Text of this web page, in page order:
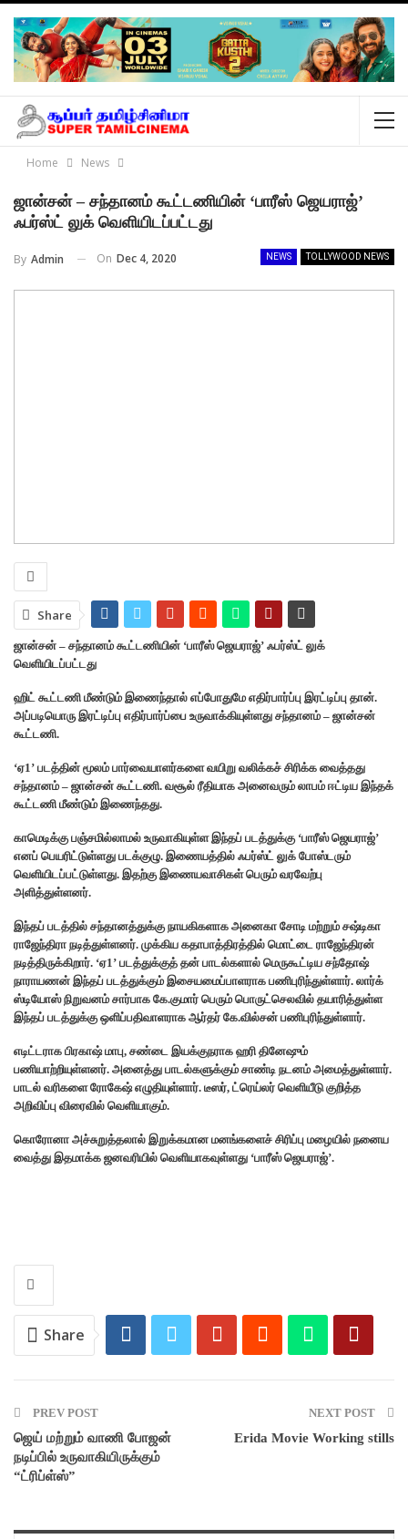
Home News
ஜான்சன் – சந்தானம் கூட்டணியின் ‘பாரீஸ் ஜெயராஜ்’
ஃபர்ஸ்ட் லுக் வெளியிடப்பட்டது
NEWS TOLLYWOOD NEWS
By Admin On Dec 4, 2020
Share
ஜான்சன் – சந்தானம் கூட்டணியின் ‘பாரீஸ் ஜெயராஜ்’ ஃபர்ஸ்ட் லுக்
வெளியிடப்பட்டது
ஹிட் கூட்டணி மீண்டும் இணைந்தால் எப்போதுமே எதிர்பார்ப்பு இரட்டிப்பு தான்.
அப்படியொரு இரட்டிப்பு எதிர்பார்ப்பை உருவாக்கியுள்ளது சந்தானம் – ஜான்சன்
கூட்டணி.
‘ஏ1’ படத்தின் மூலம் பார்வையாளர்களை வயிறு வலிக்கச் சிரிக்க வைத்தது
சந்தானம் – ஜான்சன் கூட்டணி. வசூல் ரீதியாக அனைவரும் லாபம் ஈட்டிய இந்தக்
கூட்டணி மீண்டும் இணைந்தது.
காமெடிக்கு பஞ்சமில்லாமல் உருவாகியுள்ள இந்தப் படத்துக்கு ‘பாரீஸ் ஜெயராஜ்’
எனப் பெயரிட்டுள்ளது படக்குழு. இணையத்தில் ஃபர்ஸ்ட் லுக் போஸ்டரும்
வெளியிடப்பட்டுள்ளது. இதற்கு இணையவாசிகள் பெரும் வரவேற்பு
அளித்துள்ளனர்.
இந்தப் படத்தில் சந்தானத்துக்கு நாயகிகளாக அனைகா சோடி மற்றும் சஷ்டிகா
ராஜேந்திரா நடித்துள்ளனர். முக்கிய கதாபாத்திரத்தில் மொட்டை ராஜேந்திரன்
நடித்திருக்கிறார். ‘ஏ1’ படத்துக்குத் தன் பாடல்களால் மெருகூட்டிய சந்தோஷ்
நாராயணன் இந்தப் படத்துக்கும் இசையமைப்பாளராக பணிபுரிந்துள்ளார். லார்க்
ஸ்டியோஸ் நிறுவனம் சார்பாக கே.குமார் பெரும் பொருட்செலவில் தயாரித்துள்ள
இந்தப் படத்துக்கு ஒளிப்பதிவாளராக ஆர்தர் கே.வில்சன் பணிபுரிந்துள்ளார்.
எடிட்டராக பிரகாஷ் மாபு, சண்டை இயக்குநராக ஹரி தினேஷும்
பணியாற்றியுள்ளனர். அனைத்து பாடல்களுக்கும் சாண்டி நடனம் அமைத்துள்ளார்.
பாடல் வரிகளை ரோகேஷ் எழுதியுள்ளார். டீஸர், ட்ரெய்லர் வெளியீடு குறித்த
அறிவிப்பு விரைவில் வெளியாகும்.
கொரோனா அச்சுறுத்தலால் இறுக்கமான மனங்களைச் சிரிப்பு மழையில் நனைய
வைத்து இதமாக்க ஜனவரியில் வெளியாகவுள்ளது ‘பாரீஸ் ஜெயராஜ்’.
Share
PREV POST
ஜெய் மற்றும் வாணி போஜன்
நடிப்பில் உருவாகியிருக்கும்
“ட்ரிப்ள்ஸ்”
NEXT POST
Erida Movie Working stills